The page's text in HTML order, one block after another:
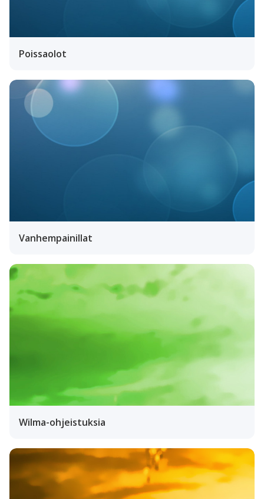
Poissaolot
Vanhempainillat
Wilma-ohjeistuksia